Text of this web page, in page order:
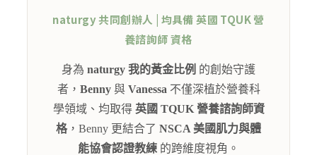
naturgy 共同創辦人 | 均具備 英國 TQUK 營
養諮詢師 資格
身為 naturgy 我的黃金比例 的創始守護
者， Benny與 Vanessa 不僅深植於營養科
學領域、均取得 英國 TQUK 營養諮詢師資
格，Benny 更結合了 NSCA 美國肌力與體
能協會認證教練 的跨維度視角。